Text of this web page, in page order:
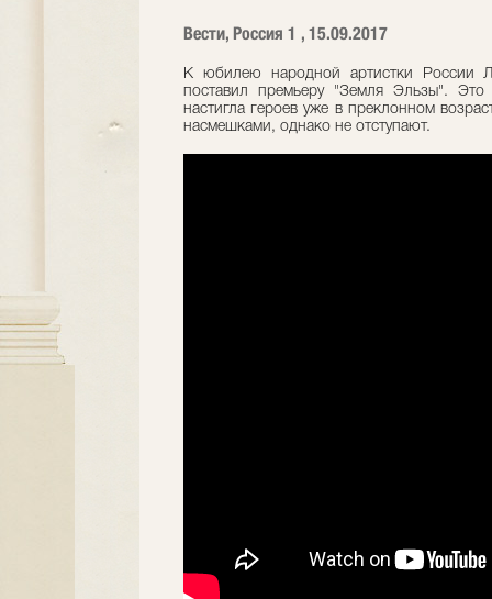
Вести, Россия 1 , 15.09.2017
К юбилею народной артистки России
поставил премьеру "Земля Эльзы". Это
настигла героев уже в преклонном
насмешками, однако не отступают.